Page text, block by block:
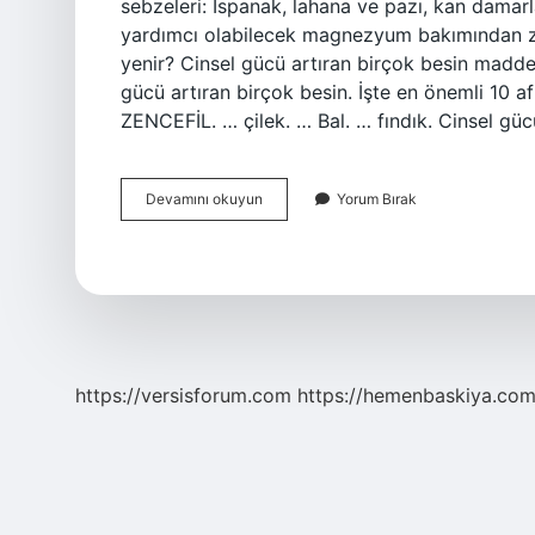
sebzeleri: Ispanak, lahana ve pazı, kan
yardımcı olabilecek magnezyum
yenir? Cinsel gücü artıran birçok besin
gücü artıran birçok besin. İşte en önemli 10
ZENCEFİL. … çilek. … Bal. … fındık. Cinsel
Devamını okuyun
Güç
Yorum Bırak
https://versisforum.com https://